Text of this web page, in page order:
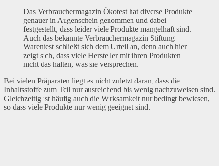
Das Verbrauchermagazin Ökotest hat diverse Produkte
genauer in Augenschein genommen und dabei
festgestellt, dass leider viele Produkte mangelhaft sind.
Auch das bekannte Verbrauchermagazin Stiftung
Warentest schließt sich dem Urteil an, denn auch hier
zeigt sich, dass viele Hersteller mit ihren Produkten
nicht das halten, was sie versprechen.
Bei vielen Präparaten liegt es nicht zuletzt daran, dass die
Inhaltsstoffe zum Teil nur ausreichend bis wenig nachzuweisen sind.
Gleichzeitig ist häufig auch die Wirksamkeit nur bedingt bewiesen,
so dass viele Produkte nur wenig geeignet sind.